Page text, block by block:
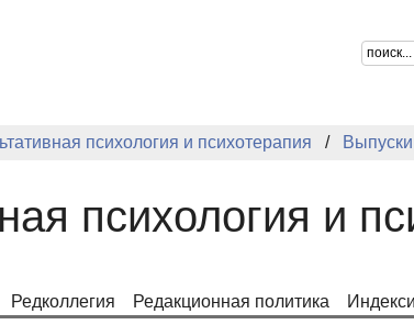
психология и психотерапия Выпуски
психология и
Редколлегия Редакционная политика